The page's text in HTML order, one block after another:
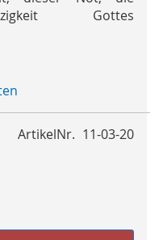
Gottes
ArtikelNr. 11-03-20